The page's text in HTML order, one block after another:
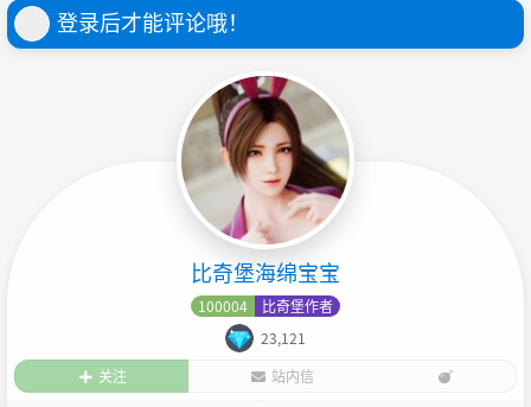
登录后才能评论哦！
比奇堡海绵宝宝
100004
比奇堡作者
23,121
关注
站内信